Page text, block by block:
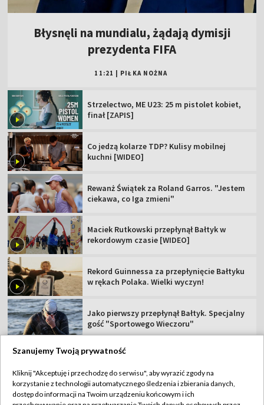
Błysnęli na mundialu, żądają dymisji
prezydenta FIFA
11:21 PIŁKA NOŻNA
Strzelectwo, ME U23: 25 m pistolet kobiet,
finał [ZAPIS]
Co jedzą kolarze TDP? Kulisy mobilnej
kuchni [WIDEO]
Rewanż Świątek za Roland Garros. "Jestem
ciekawa, co Iga zmieni"
Maciek Rutkowski przepłynął Bałtyk w
rekordowym czasie [WIDEO]
Rekord Guinnessa za przepłynięcie Bałtyku
w rękach Polaka. Wielki wyczyn!
Jako pierwszy przepłynął Bałtyk. Specjalny
gość "Sportowego Wieczoru"
TVP
Szanujemy Twoją prywatność
Kliknij "Akceptuję i przechodzę do serwisu", aby wyrazić zgody na
korzystanie z technologii automatycznego śledzenia i zbierania danych,
dostęp do informacji na Twoim urządzeniu końcowym i ich